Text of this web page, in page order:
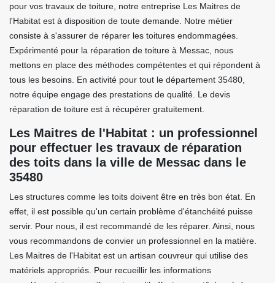
pour vos travaux de toiture, notre entreprise Les Maitres de
l'Habitat est à disposition de toute demande. Notre métier
consiste à s'assurer de réparer les toitures endommagées.
Expérimenté pour la réparation de toiture à Messac, nous
mettons en place des méthodes compétentes et qui répondent à
tous les besoins. En activité pour tout le département 35480,
notre équipe engage des prestations de qualité. Le devis
réparation de toiture est à récupérer gratuitement.
Les Maitres de l'Habitat : un professionnel
pour effectuer les travaux de réparation
des toits dans la ville de Messac dans le
35480
Les structures comme les toits doivent être en très bon état. En
effet, il est possible qu'un certain problème d'étanchéité puisse
servir. Pour nous, il est recommandé de les réparer. Ainsi, nous
vous recommandons de convier un professionnel en la matière.
Les Maitres de l'Habitat est un artisan couvreur qui utilise des
matériels appropriés. Pour recueillir les informations